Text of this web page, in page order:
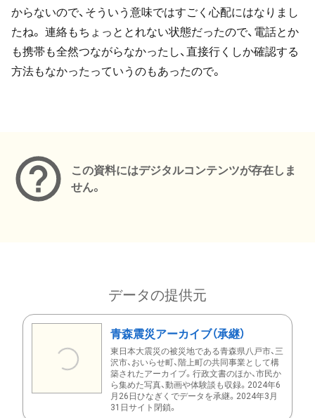
からないので、そういう意味ではすごく心配にはなりまし
たね。 連絡もちょっととれない状態だったので、電話とか
も携帯も全然つながらなかったし、直接行くしか確認する
方法もなかったっていうのもあったので。
この資料にはデジタルコンテンツが存在しま
せん。
データの提供元
青森震災アーカイブ（承継）
東日本大震災の被災地である青森県八戸市、三
沢市、おいらせ町、階上町の共同事業として構
築されたアーカイブ。行政文書のほか、市民か
ら集めた写真、動画や体験談も収録。2024年6
月26日ひなぎくでデータを承継。2024年3月
31日サイト閉鎖。